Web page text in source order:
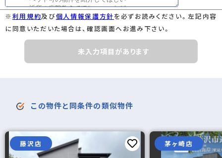
※ 利用規約及び個人情報保護方針を必ずお読みください。左記内容
に同意いただいた場合は、確認画面へお進み下さい。
未入力項目があります
この物件と同条件の類似物件
藤沢店 茅ヶ崎店